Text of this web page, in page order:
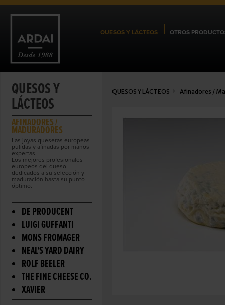
QUESOS Y LÁCTEOS OTROS
QUESOS Y
LÁCTEOS
AFINADORES /
MADURADORES
Las joyas queseras europeas
pulidas y afinadas por manos
expertas.
Los mejores profesionales
europeos del queso
dedicados a su selección y
maduración hasta su punto
óptimo.
DE PRODUCENT
LUIGI GUFFANTI
MONS FROMAGER
NEAL'S YARD DAIRY
ROLF BEELER
THE FINE CHEESE CO.
XAVIER
QUESOS Y LÁCTEOS Afinadores /